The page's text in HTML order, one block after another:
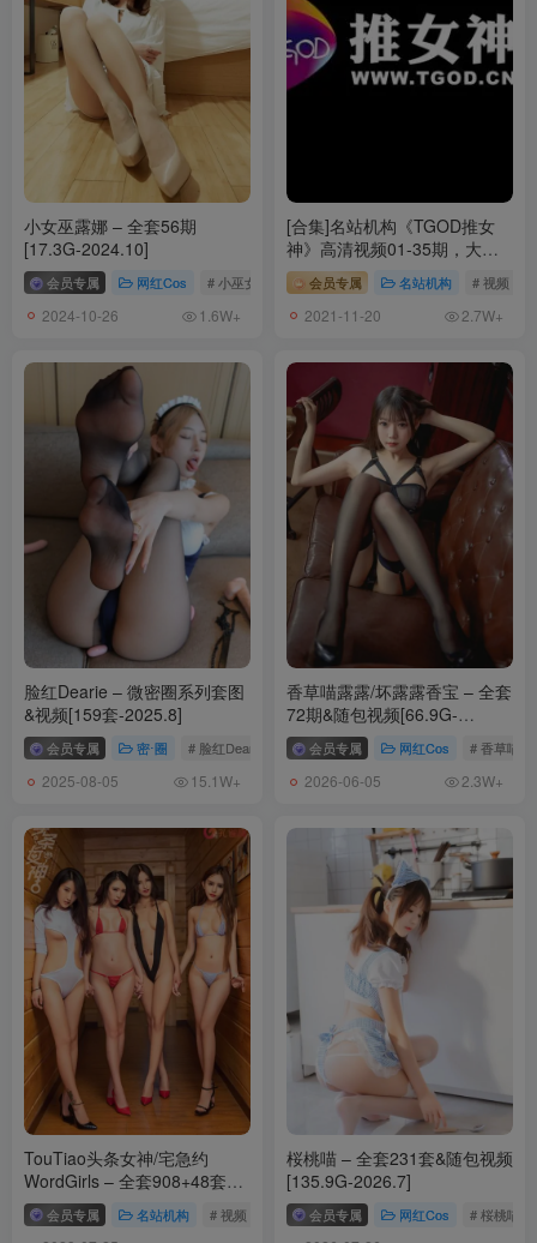
小女巫露娜 – 全套56期
[17.3G-2024.10]
会员专属 网红Cos # 小巫女露娜
2024-10-26 1.6W+
[合集]名站机构《TGOD推女
神》高清视频01-35期，大小
8.95GB
会员专属 名站机构 # 视频
2021-11-20 2.7W+
脸红Dearie – 微密圈系列套图
&视频[159套-2025.8]
会员专属 密⋅圈 # 脸红Dearie
2025-08-05 15.1W+
香草喵露露/坏露露香宝 – 全套
72期&随包视频[66.9G-
2026.6]
会员专属 网红Cos # 香草喵露
2026-06-05 2.3W+
TouTiao头条女神/宅急约
WordGirls – 全套908+48套及
20套视频 [204.8GB]
会员专属 名站机构 # 视频 # TouTiao头条女神 # 宅急约
桜桃喵 – 全套231套&随包视频
[135.9G-2026.7]
会员专属 网红Cos # 桜桃喵